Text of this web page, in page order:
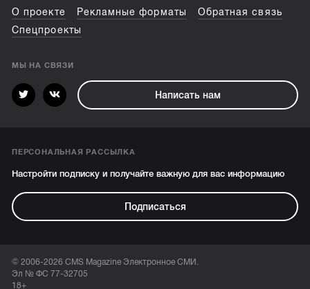
О проекте Рекламные форматы
Обратная связь
Спецпроекты
МЫ НА СВЯЗИ
Написать нам
ПЕРСОНАЛЬНАЯ РАССЫЛКА
Настройти подписку и получайте важную для вас информацию
Подписаться
© 2006-2026 CMS Magazine Электронное СМИ.
Эл № ФС 77-32705
18+